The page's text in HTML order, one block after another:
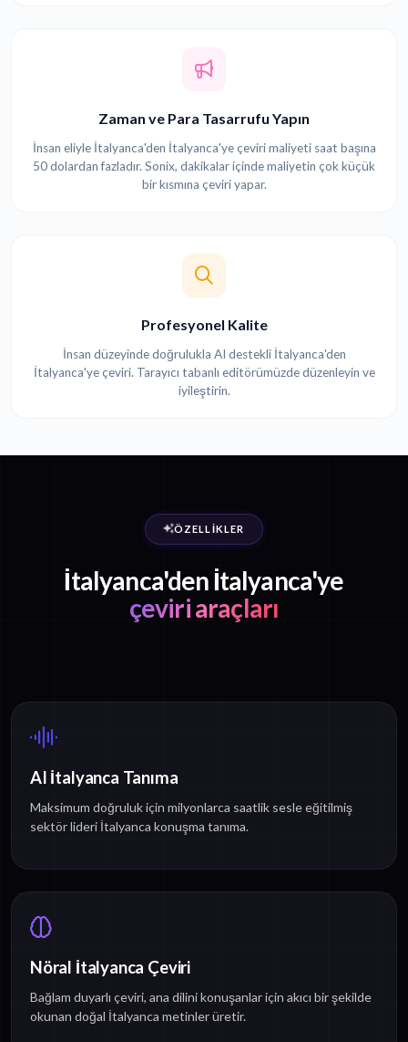
Zaman ve Para Tasarrufu Yapın
İnsan eliyle İtalyanca'den İtalyanca'ye çeviri maliyeti saat başına
50 dolardan fazladır. Sonix, dakikalar içinde maliyetin çok küçük
bir kısmına çeviri yapar.
Profesyonel Kalite
İnsan düzeyinde doğrulukla AI destekli İtalyanca'den
İtalyanca'ye çeviri. Tarayıcı tabanlı editörümüzde düzenleyin ve
iyileştirin.
ÖZELLIKLER
İtalyanca'den İtalyanca'ye
çeviri araçları
AI İtalyanca Tanıma
Maksimum doğruluk için milyonlarca saatlik sesle eğitilmiş
sektör lideri İtalyanca konuşma tanıma.
Nöral İtalyanca Çeviri
Bağlam duyarlı çeviri, ana dilini konuşanlar için akıcı bir şekilde
okunan doğal İtalyanca metinler üretir.